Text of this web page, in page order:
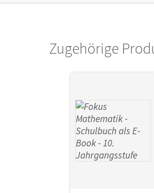
Herausgeber/-in
Fischer, Sabine; Freytag, Carina;
Katharina; Kammermeyer, Friedrich;
Zugehörige